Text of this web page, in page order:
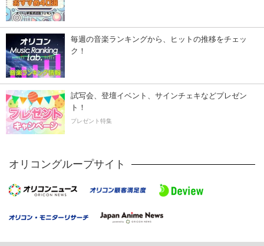
毎週の音楽ランキングから、ヒットの推移をチェッ
ク！
試写会、登壇イベント、サインチェキなどプレゼン
ト！
プレゼント特集
オリコングループサイト